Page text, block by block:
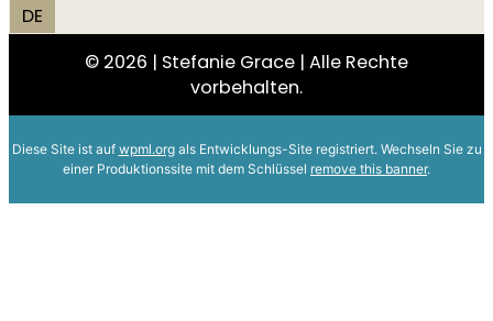
DE
© 2026 | Stefanie Grace | Alle Rechte
vorbehalten.
Diese Site ist auf wpml.orgals Entwicklungs-Site registriert. Wechseln Sie zu
einer Produktionssite mit dem Schlüssel remove this banner.